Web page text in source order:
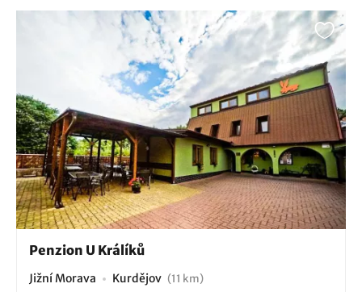
Penzion U Králíků
Jižní Morava Kurdějov (11 km)